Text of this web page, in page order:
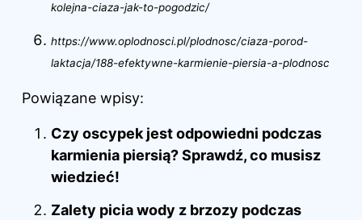
kolejna-ciaza-jak-to-pogodzic/
https://www.oplodnosci.pl/plodnosc/ciaza-porod-
laktacja/188-efektywne-karmienie-piersia-a-plodnosc
Powiązane wpisy:
Czy oscypek jest odpowiedni podczas
karmienia piersią? Sprawdź, co musisz
wiedzieć!
Zalety picia wody z brzozy podczas